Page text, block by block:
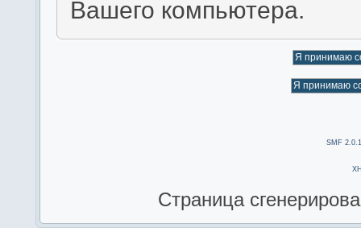
Вашего компьютера.
SMF
Страница